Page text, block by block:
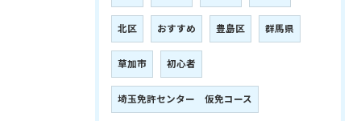
北区 おすすめ 豊島区 群馬県
草加市 初心者
埼玉免許センター 仮免コース